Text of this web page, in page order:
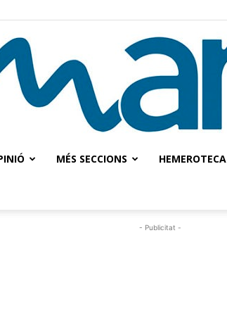
MÉS SECCIONS HEMEROTECA
- Publicitat -